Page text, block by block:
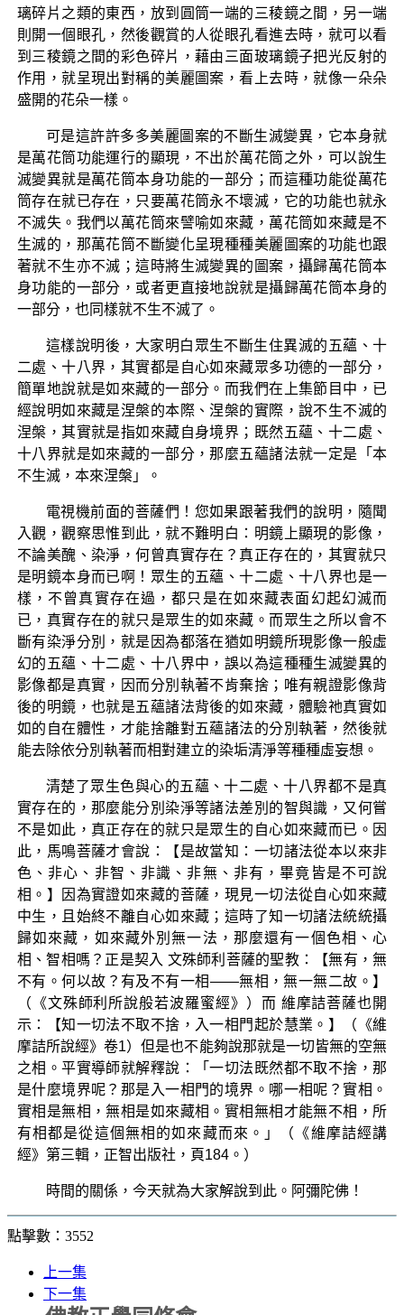
璃碎片之類的東西，放到圓筒一端的三稜鏡之間，另一端
則開一個眼孔，然後觀賞的人從眼孔看進去時，就可以看
到三稜鏡之間的彩色碎片，藉由三面玻璃鏡子把光反射的
作用，就呈現出對稱的美麗圖案，看上去時，就像一朵朵
盛開的花朵一樣。
可是這許許多多美麗圖案的不斷生滅變異，它本身就
是萬花筒功能運行的顯現，不出於萬花筒之外，可以說生
滅變異就是萬花筒本身功能的一部分；而這種功能從萬花
筒存在就已存在，只要萬花筒永不壞滅，它的功能也就永
不滅失。我們以萬花筒來譬喻如來藏，萬花筒如來藏是不
生滅的，那萬花筒不斷變化呈現種種美麗圖案的功能也跟
著就不生亦不滅；這時將生滅變異的圖案，攝歸萬花筒本
身功能的一部分，或者更直接地說就是攝歸萬花筒本身的
一部分，也同樣就不生不滅了。
這樣說明後，大家明白眾生不斷生住異滅的五蘊、十
二處、十八界，其實都是自心如來藏眾多功德的一部分，
簡單地說就是如來藏的一部分。而我們在上集節目中，已
經說明如來藏是涅槃的本際、涅槃的實際，說不生不滅的
涅槃，其實就是指如來藏自身境界；既然五蘊、十二處、
十八界就是如來藏的一部分，那麼五蘊諸法就一定是「本
不生滅，本來涅槃」。
電視機前面的菩薩們！您如果跟著我們的說明，隨聞
入觀，觀察思惟到此，就不難明白：明鏡上顯現的影像，
不論美醜、染淨，何曾真實存在？真正存在的，其實就只
是明鏡本身而已啊！眾生的五蘊、十二處、十八界也是一
樣，不曾真實存在過，都只是在如來藏表面幻起幻滅而
已，真實存在的就只是眾生的如來藏。而眾生之所以會不
斷有染淨分別，就是因為都落在猶如明鏡所現影像一般虛
幻的五蘊、十二處、十八界中，誤以為這種種生滅變異的
影像都是真實，因而分別執著不肯棄捨；唯有親證影像背
後的明鏡，也就是五蘊諸法背後的如來藏，體驗祂真實如
如的自在體性，才能捨離對五蘊諸法的分別執著，然後就
能去除依分別執著而相對建立的染垢清淨等種種虛妄想。
清楚了眾生色與心的五蘊、十二處、十八界都不是真
實存在的，那麼能分別染淨等諸法差別的智與識，又何嘗
不是如此，真正存在的就只是眾生的自心如來藏而已。因
此，馬鳴菩薩才會說：【是故當知：一切諸法從本以來非
色、非心、非智、非識、非無、非有，畢竟皆是不可說
相。】因為實證如來藏的菩薩，現見一切法從自心如來藏
中生，且始終不離自心如來藏；這時了知一切諸法統統攝
歸如來藏，如來藏外別無一法，那麼還有一個色相、心
相、智相嗎？正是契入 文殊師利菩薩的聖教：【無有，無
不有。何以故？有及不有一相——無相，無一無二故。】
（《文殊師利所說般若波羅蜜經》）而 維摩詰菩薩也開
示：【知一切法不取不捨，入一相門起於慧業。】（《維
摩詰所說經》卷1）但是也不能夠說那就是一切皆無的空無
之相。平實導師就解釋說：「一切法既然都不取不捨，那
是什麼境界呢？那是入一相門的境界。哪一相呢？實相。
實相是無相，無相是如來藏相。實相無相才能無不相，所
有相都是從這個無相的如來藏而來。」（《維摩詰經講
經》第三輯，正智出版社，頁184。）
時間的關係，今天就為大家解說到此。阿彌陀佛！
點擊數：3552
上一集
下一集